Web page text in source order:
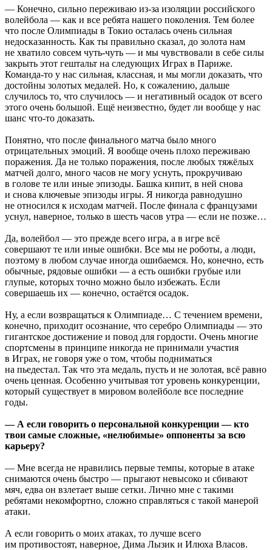
— Конечно, сильно переживаю из-за изоляции российского
волейбола — как и все ребята нашего поколения. Тем более
что после Олимпиады в Токио осталась очень сильная
недосказанность. Как ты правильно сказал, до золота нам
не хватило совсем чуть-чуть — и мы чувствовали в себе силы
закрыть этот гештальт на следующих Играх в Париже.
Команда-то у нас сильная, классная, и мы могли доказать, что
достойны золотых медалей. Но, к сожалению, дальше
случилось то, что случилось — и негативный осадок от всего
этого очень большой. Ещё неизвестно, будет ли вообще у нас
шанс что-то доказать.
Понятно, что после финального матча было много
отрицательных эмоций. Я вообще очень плохо переживаю
поражения. Да не только поражения, после любых тяжёлых
матчей долго, много часов не могу уснуть, прокручиваю
в голове те или иные эпизоды. Башка кипит, в ней снова
и снова ключевые эпизоды игры. Я никогда равнодушно
не относился к исходам матчей. После финала с французами
уснул, наверное, только в шесть часов утра — если не позже…
Да, волейбол — это прежде всего игра, а в игре всё
совершают те или иные ошибки. Все мы не роботы, а люди,
поэтому в любом случае иногда ошибаемся. Но, конечно, есть
обычные, рядовые ошибки — а есть ошибки грубые или
глупые, которых точно можно было избежать. Если
совершаешь их — конечно, остаётся осадок.
Ну, а если возвращаться к Олимпиаде… С течением времени,
конечно, приходит осознание, что серебро Олимпиады — это
гигантское достижение и повод для гордости. Очень многие
спортсмены в принципе никогда не принимали участия
в Играх, не говоря уже о том, чтобы подниматься
на пьедестал. Так что эта медаль, пусть и не золотая, всё равно
очень ценная. Особенно учитывая тот уровень конкуренции,
который существует в мировом волейболе все последние
годы.
— А если говорить о персональной конкуренции — кто
твои самые сложные, «нелюбимые» оппоненты за всю
карьеру?
— Мне всегда не нравились первые темпы, которые в атаке
снимаются очень быстро — прыгают невысоко и сбивают
мяч, едва он взлетает выше сетки. Лично мне с такими
ребятами некомфортно, сложно справляться с такой манерой
атаки.
А если говорить о моих атаках, то лучше всего
им противостоят, наверное, Дима Лызик и Илюха Власов.